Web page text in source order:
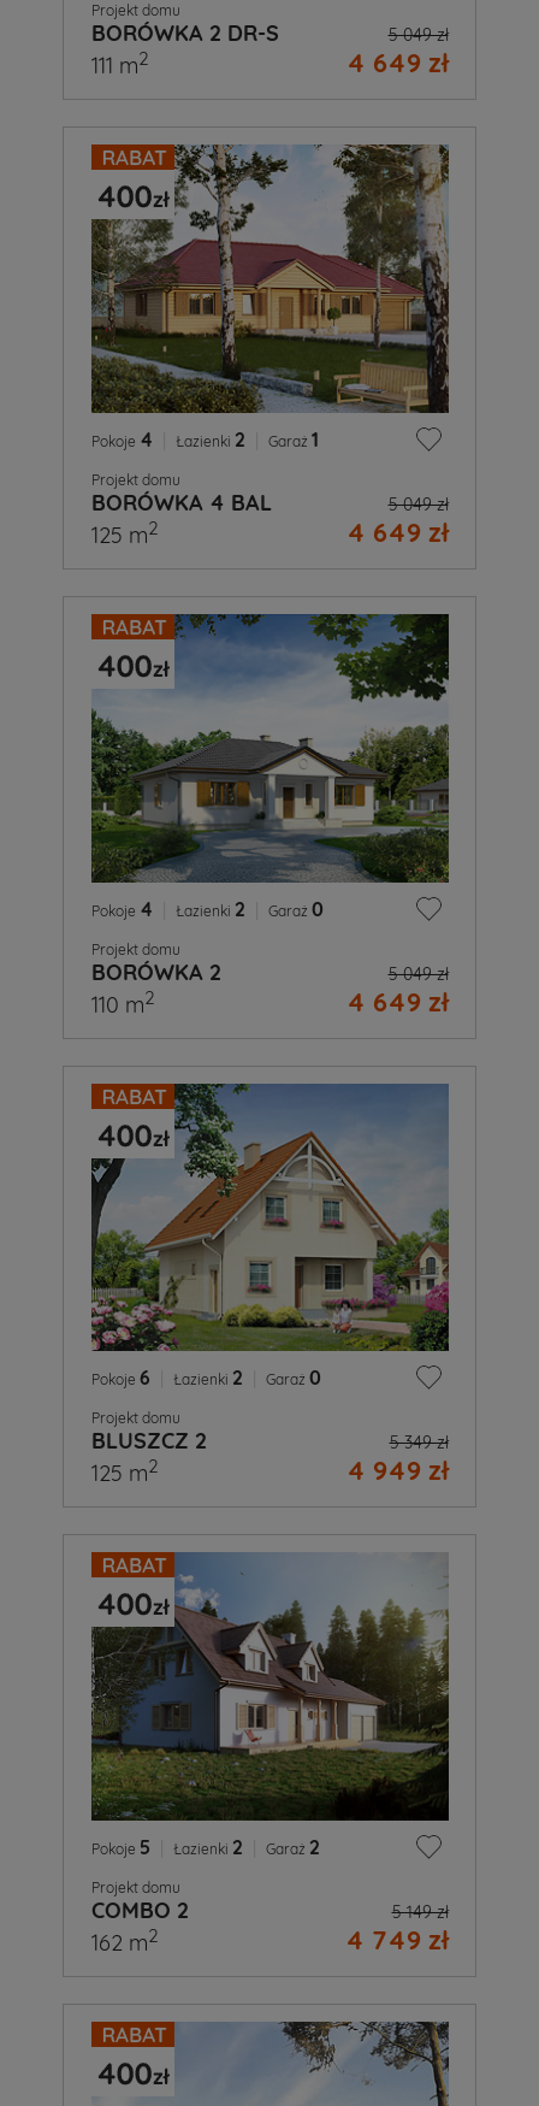
Projekt domu
BORÓWKA 2 DR-S 5 049 zł
4 649 zł
111 m2
Pokoje 4 Łazienki 2 Garaż 1
Projekt domu
BORÓWKA 4 BAL 5 049 zł
4 649 zł
125 m2
Pokoje 4 Łazienki 2 Garaż 0
Projekt domu
BORÓWKA 2 5 049 zł
4 649 zł
110 m2
Pokoje 6 Łazienki 2 Garaż 0
Projekt domu
BLUSZCZ 2 5 349 zł
4 949 zł
125 m2
Pokoje 5 Łazienki 2 Garaż 2
Projekt domu
COMBO 2 5 149 zł
4 749 zł
162 m2